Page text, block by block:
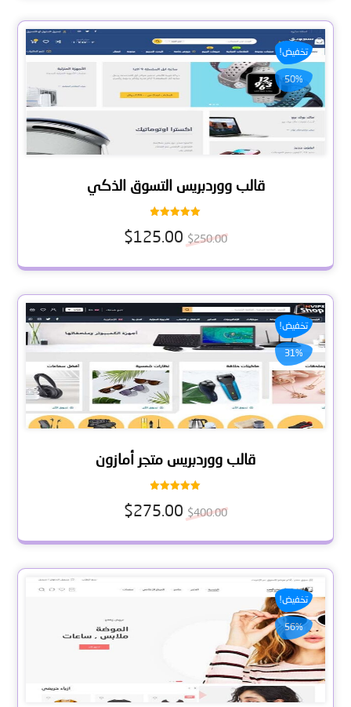
تخفيض!
50%
قالب ووردبريس التسوق الذكي
5.00
من 5
$250.00
$125.00
تخفيض!
31%
قالب ووردبريس متجر أمازون
5.00
من 5
$400.00
$275.00
تخفيض!
56%